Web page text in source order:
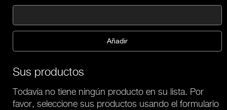
Añadir
Sus productos
Todavía no tiene ningún producto en su lista. Por
favor, seleccione sus productos usando el formulario